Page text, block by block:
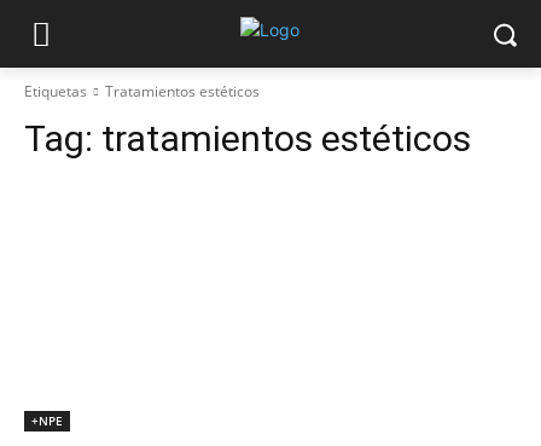
Etiquetas Tratamientos estéticos
Tag: tratamientos estéticos
+NPE